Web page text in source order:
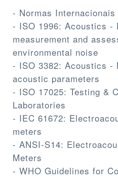
- Normas Internacionais
- ISO 1996: Acoustics -
measurement and
environmental noise
- ISO 3382: Acoustics -
acoustic parameters
- ISO 17025: Testing &
Laboratories
- IEC 61672:
meters
- ANSI-S14:
Meters
- WHO Guidelines for